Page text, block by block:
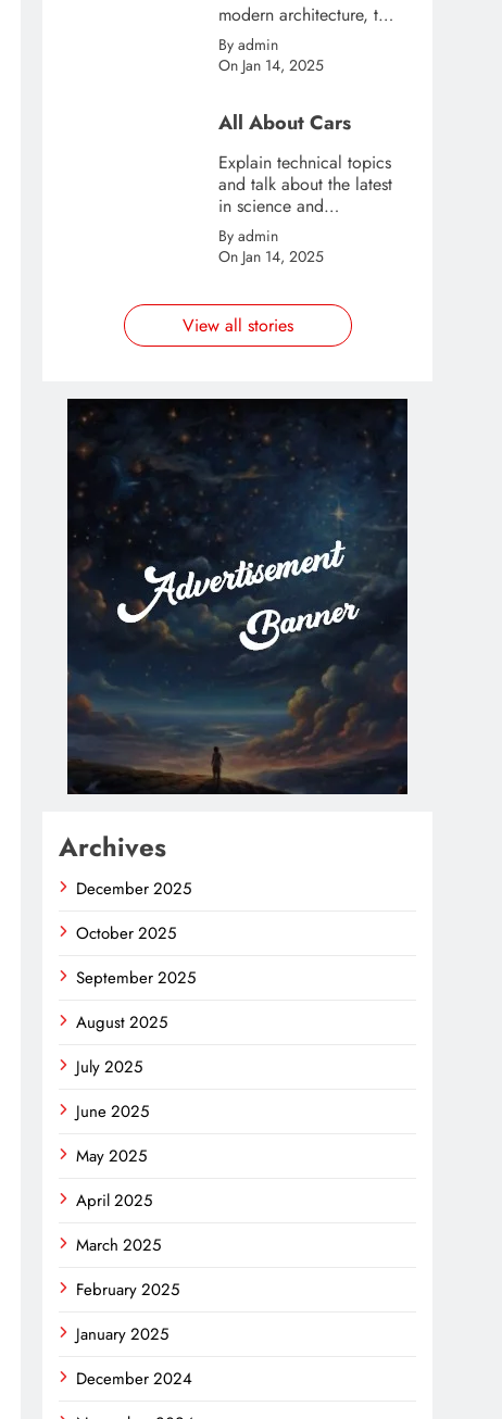
modern architecture, this
template is great for
creating stories about
urban and city tourism.
By admin
On Jan 14, 2025
All About Cars
Explain technical topics
and talk about the latest
in science and
technology with this
clean and futuristic
template.
By admin
On Jan 14, 2025
View all stories
Archives
December 2025
October 2025
September 2025
August 2025
July 2025
June 2025
May 2025
April 2025
March 2025
February 2025
January 2025
December 2024